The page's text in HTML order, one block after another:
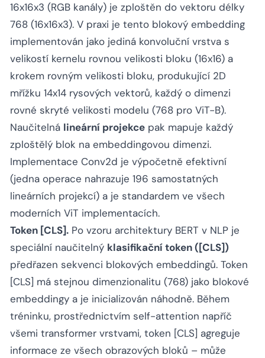
16x16x3 (RGB kanály) je zploštěn do vektoru délky
768 (16x16x3). V praxi je tento blokový embedding
implementován jako jediná konvoluční vrstva s
velikostí kernelu rovnou velikosti bloku (16x16) a
krokem rovným velikosti bloku, produkující 2D
mřížku 14x14 rysových vektorů, každý o dimenzi
rovné skryté velikosti modelu (768 pro ViT-B).
Naučitelná lineární projekce pak mapuje každý
zploštělý blok na embeddingovou dimenzi.
Implementace Conv2d je výpočetně efektivní
(jedna operace nahrazuje 196 samostatných
lineárních projekcí) a je standardem ve všech
moderních ViT implementacích.
Token [CLS]. Po vzoru architektury BERT v NLP je
speciální naučitelný klasifikační token ([CLS])
předřazen sekvenci blokových embeddingů. Token
[CLS] má stejnou dimenzionalitu (768) jako blokové
embeddingy a je inicializován náhodně. Během
tréninku, prostřednictvím self-attention napříč
všemi transformer vrstvami, token [CLS] agreguje
informace ze všech obrazových bloků – může